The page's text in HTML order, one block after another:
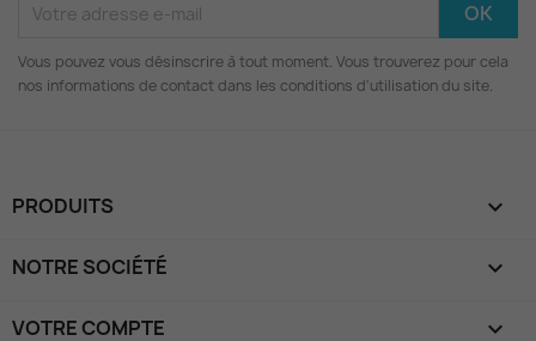
Vous pouvez vous désinscrire à tout moment. Vous trouverez pour cela
nos informations de contact dans les conditions d'utilisation du site.
PRODUITS 
NOTRE SOCIÉTÉ 
VOTRE COMPTE 